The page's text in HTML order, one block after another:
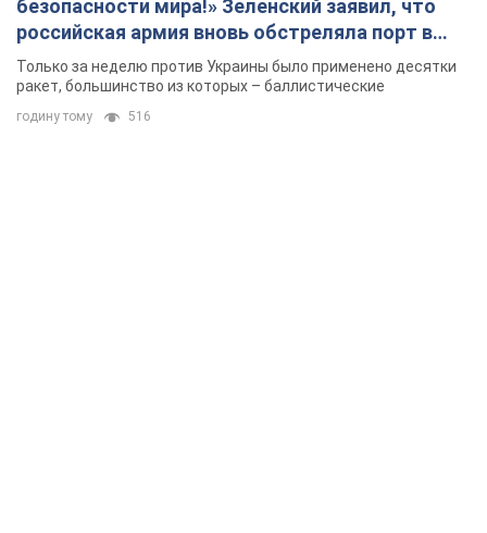
безопасности мира!» Зеленский заявил, что
российская армия вновь обстреляла порт в
Одессе
Только за неделю против Украины было применено десятки
ракет, большинство из которых – баллистические
годину тому 516